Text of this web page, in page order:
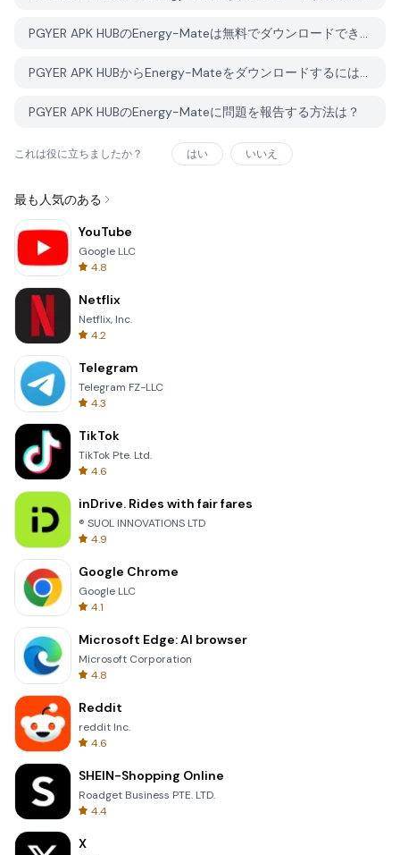
PGYER APK HUBのEnergy-Mateは無料でダウンロードできますか？
PGYER APK HUBからEnergy-Mateをダウンロードするにはアカウントが必要ですか？
PGYER APK HUBのEnergy-Mateに問題を報告する方法は？
これは役に立ちましたか？ はい いいえ
最も人気のある
YouTube
Google LLC
4.8
Netflix
Netflix, Inc.
4.2
Telegram
Telegram FZ-LLC
4.3
TikTok
TikTok Pte. Ltd.
4.6
inDrive. Rides with fair fares
® SUOL INNOVATIONS LTD
4.9
Google Chrome
Google LLC
4.1
Microsoft Edge: AI browser
Microsoft Corporation
4.8
Reddit
reddit Inc.
4.6
SHEIN-Shopping Online
Roadget Business PTE. LTD.
4.4
X